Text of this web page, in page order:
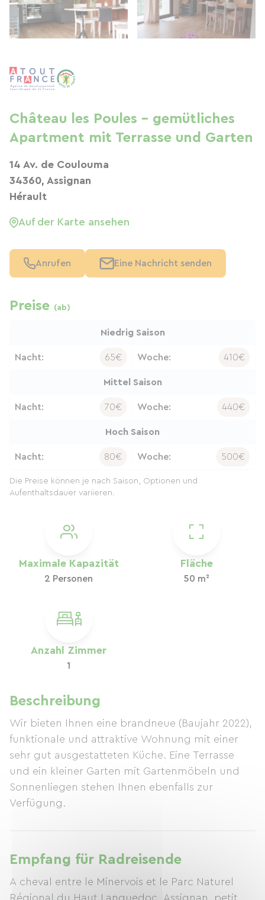
Maximale Kapazität
2 Personen
Fläche
50 m²
Anzahl Zimmer
1
Beschreibung
Wir bieten Ihnen eine brandneue (Baujahr 2022),
funktionale und attraktive Wohnung mit einer
sehr gut ausgestatteten Küche. Eine Terrasse
und ein kleiner Garten mit Gartenmöbeln und
Sonnenliegen stehen Ihnen ebenfalls zur
Verfügung.
Empfang für Radreisende
A cheval entre le Minervois et le Parc Naturel
Régional du Haut Languedoc, Assignan, petit
Château les Poules – gemütliches
Apartment mit Terrasse und Garten
14 Av. de Coulouma
34360, Assignan
Hérault
Auf der Karte ansehen
Anrufen Eine Nachricht senden
Preise (ab)
Niedrig Saison
Nacht: 65€ Woche: 410€
Mittel Saison
Nacht: 70€ Woche: 440€
Hoch Saison
Nacht: 80€ Woche: 500€
Die Preise können je nach Saison, Optionen und
Aufenthaltsdauer variieren.